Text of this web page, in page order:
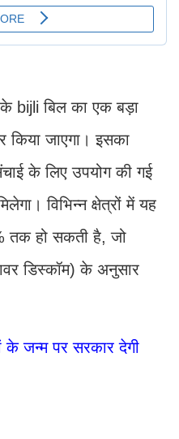
bijli बिल का एक बड़ा
किया जाएगा। इसका
के लिए उपयोग की गई
विभिन्न क्षेत्रों में यह
तक हो सकती है, जो
डिस्कॉम) के अनुसार
के जन्म पर सरकार देगी